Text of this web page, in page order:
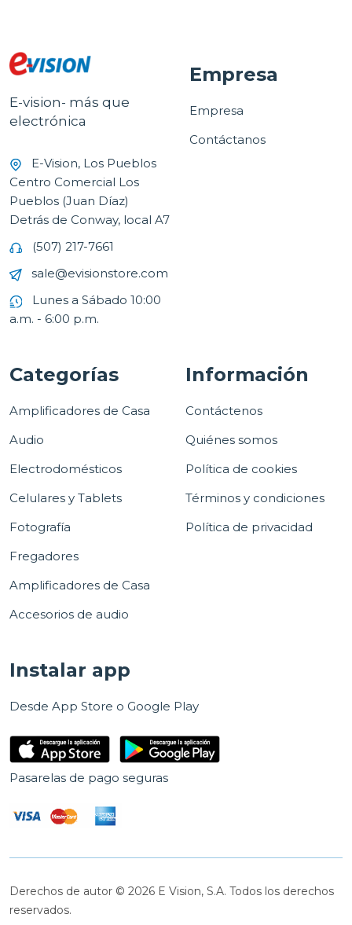
E-vision- más que
electrónica
E-Vision, Los Pueblos
Centro Comercial Los
Pueblos (Juan Díaz)
Detrás de Conway, local A7
(507) 217-7661
sale@evisionstore.com
Lunes a Sábado 10:00
a.m. - 6:00 p.m.
Empresa
Empresa
Contáctanos
Categorías
Amplificadores de Casa
Audio
Electrodomésticos
Celulares y Tablets
Fotografía
Fregadores
Amplificadores de Casa
Accesorios de audio
Información
Contáctenos
Quiénes somos
Política de cookies
Términos y condiciones
Política de privacidad
Instalar app
Desde App Store o Google Play
Pasarelas de pago seguras
Derechos de autor © 2026 E Vision, S.A. Todos los derechos
reservados.